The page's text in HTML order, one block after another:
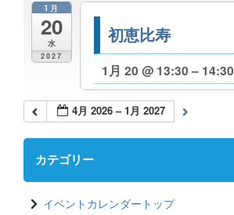
1月
20
水
2027
初恵比寿
1月 20 @ 13:30 – 14:30
4月 2026 – 1月 2027
カテゴリー
イベントカレンダートップ